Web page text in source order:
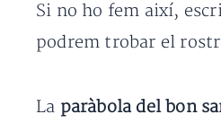
Si no ho fem així,
podrem trobar el
La paràbola del bon